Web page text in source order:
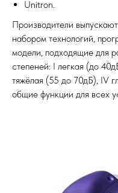
Unitron.
Производители
набором технологий,
модели, подходящие для
степеней: I легкая (до
тяжёлая (55 до 70дБ), IV
общие функции для всех